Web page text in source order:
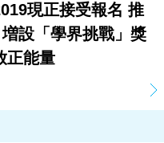
現正接受報名 推
設「學界挑戰」獎
正能量